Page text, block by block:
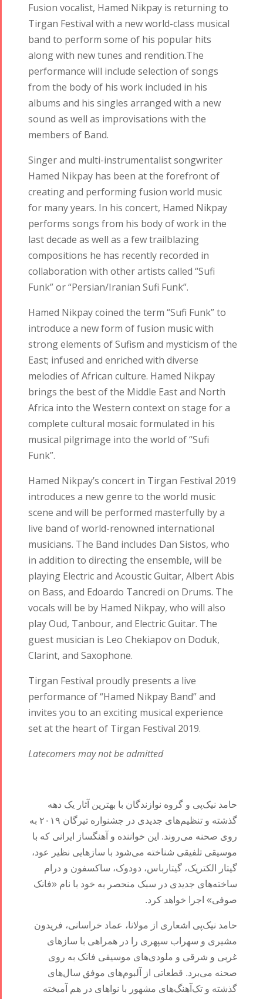
Fusion vocalist, Hamed Nikpay is returning to
Tirgan Festival with a new world-class musical
band to perform some of his popular hits
along with new tunes and rendition.The
performance will include selection of songs
from the body of his work included in his
albums and his singles arranged with a new
sound as well as improvisations with the
members of Band.
Singer and multi-instrumentalist songwriter
Hamed Nikpay has been at the forefront of
creating and performing fusion world music
for many years. In his concert, Hamed Nikpay
performs songs from his body of work in the
last decade as well as a few trailblazing
compositions he has recently recorded in
collaboration with other artists called “Sufi
Funk” or “Persian/Iranian Sufi Funk”.
Hamed Nikpay coined the term “Sufi Funk” to
introduce a new form of fusion music with
strong elements of Sufism and mysticism of the
East; infused and enriched with diverse
melodies of African culture. Hamed Nikpay
brings the best of the Middle East and North
Africa into the Western context on stage for a
complete cultural mosaic formulated in his
musical pilgrimage into the world of “Sufi
Funk”.
Hamed Nikpay’s concert in Tirgan Festival 2019
introduces a new genre to the world music
scene and will be performed masterfully by a
live band of world-renowned international
musicians. The Band includes Dan Sistos, who
in addition to directing the ensemble, will be
playing Electric and Acoustic Guitar, AlbertAbis
on Bass, and Edoardo Tancredi on Drums. The
vocals will be by Hamed Nikpay, who will also
playOud, Tanbour, and Electric Guitar. The
guest musician is Leo Chekiapovon Doduk,
Clarint, and Saxophone.
Tirgan Festival proudly presents a live
performance of “Hamed Nikpay Band” and
invites you to an exciting musical experience
set at the heart of Tirgan Festival 2019.
Latecomers may not be admitted
حامد نیک‌پی و گروه نوازندگان با بهترین آثار یک دهه
گذشته و تنظیم‌های جدیدی در جشنواره تیرگان ۲۰۱۹ به
روی صحنه می‌روند. این خواننده و آهنگساز ایرانی که با
موسیقی تلفیقی شناخته می‌شود با سازهایی نظیر عود،
گیتار الکتریک، گیتارباس، دودوک، ساکسفون و درام
ساخته‌های جدیدی در سبک منحصر به خود با نام «فانک
صوفی» اجرا خواهد کرد.
حامد نیک‌پی اشعاری از مولانا، عماد خراسانی، فریدون
مشیری و سهراب سپهری را در همراهی با سازهای
غربی و شرقی و ملودی‌های موسیقی فانک به روی
صحنه می‌برد. قطعاتی از آلبوم‌های موفق سال‌های
گذشته و تک‌آهنگ‌های مشهور با نواهای در هم آمیخته